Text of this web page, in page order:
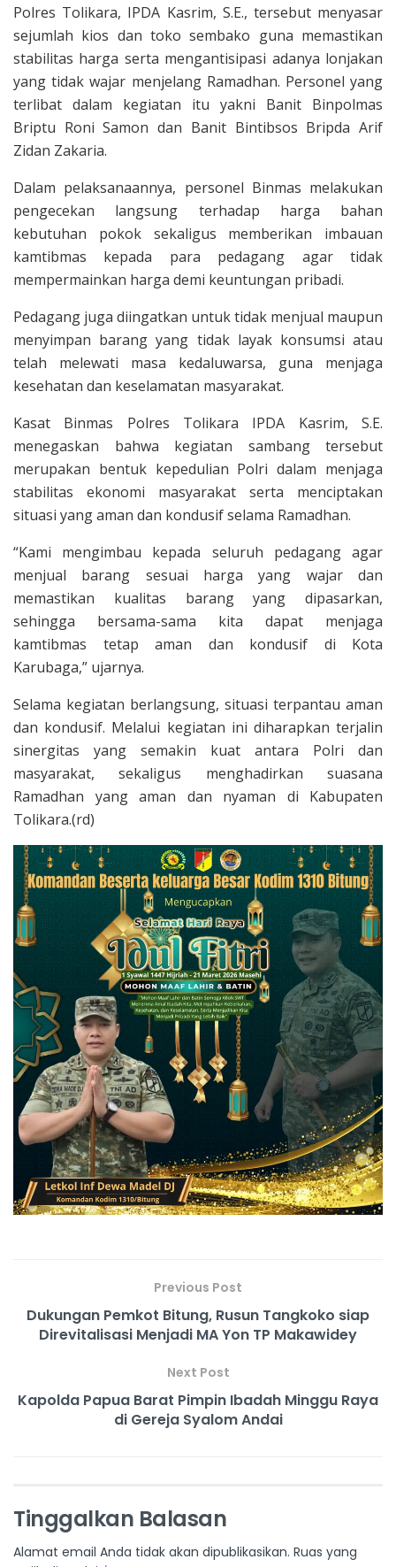
Polres Tolikara, IPDA Kasrim, S.E., tersebut menyasar
sejumlah kios dan toko sembako guna memastikan
stabilitas harga serta mengantisipasi adanya lonjakan
yang tidak wajar menjelang Ramadhan. Personel yang
terlibat dalam kegiatan itu yakni Banit Binpolmas
Briptu Roni Samon dan Banit Bintibsos Bripda Arif
Zidan Zakaria.
Dalam pelaksanaannya, personel Binmas melakukan
pengecekan langsung terhadap harga bahan
kebutuhan pokok sekaligus memberikan imbauan
kamtibmas kepada para pedagang agar tidak
mempermainkan harga demi keuntungan pribadi.
Pedagang juga diingatkan untuk tidak menjual maupun
menyimpan barang yang tidak layak konsumsi atau
telah melewati masa kedaluwarsa, guna menjaga
kesehatan dan keselamatan masyarakat.
Kasat Binmas Polres Tolikara IPDA Kasrim, S.E.
menegaskan bahwa kegiatan sambang tersebut
merupakan bentuk kepedulian Polri dalam menjaga
stabilitas ekonomi masyarakat serta menciptakan
situasi yang aman dan kondusif selama Ramadhan.
“Kami mengimbau kepada seluruh pedagang agar
menjual barang sesuai harga yang wajar dan
memastikan kualitas barang yang dipasarkan,
sehingga bersama-sama kita dapat menjaga
kamtibmas tetap aman dan kondusif di Kota
Karubaga,” ujarnya.
Selama kegiatan berlangsung, situasi terpantau aman
dan kondusif. Melalui kegiatan ini diharapkan terjalin
sinergitas yang semakin kuat antara Polri dan
masyarakat, sekaligus menghadirkan suasana
Ramadhan yang aman dan nyaman di Kabupaten
Tolikara.(rd)
Previous Post
Dukungan Pemkot Bitung, Rusun Tangkoko siap
Direvitalisasi Menjadi MA Yon TP Makawidey
Next Post
Kapolda Papua Barat Pimpin Ibadah Minggu Raya
di Gereja Syalom Andai
Tinggalkan Balasan
Alamat email Anda tidak akan dipublikasikan. Ruas yang